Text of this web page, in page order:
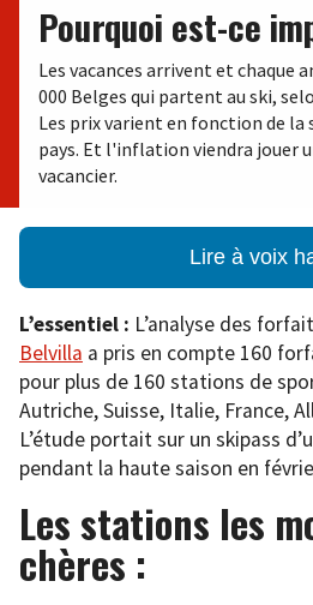
Pourquoi est-ce
Les vacances arrivent et chaque
000 Belges qui partent au ski,
Les prix varient en fonction de la
pays. Et l'inflation viendra jouer
vacancier.
Lire à voix
L’essentiel : L’analyse des
Belvilla a pris en compte 160
pour plus de 160 stations de
Autriche, Suisse, Italie, France,
L’étude portait sur un skipass
pendant la haute saison en
Les stations les
chères :